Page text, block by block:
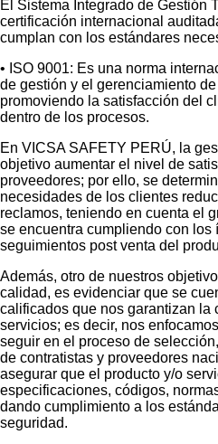
El Sistema Integrado de Gestión
certificación internacional
cumplan con los estándares
• ISO 9001: Es una norma
de gestión y el gerenciamiento
promoviendo la satisfacción del
dentro de los procesos.
En VICSA SAFETY PERÚ, la
objetivo aumentar el nivel de
proveedores; por ello, se
necesidades de los clientes
reclamos, teniendo en cuenta el
se encuentra cumpliendo con
seguimientos post venta del
Además, otro de nuestros
calidad, es evidenciar que se
calificados que nos garantizan la
servicios; es decir, nos
seguir en el proceso de
de contratistas y proveedores
asegurar que el producto y/o
especificaciones, códigos,
dando cumplimiento a los
seguridad.